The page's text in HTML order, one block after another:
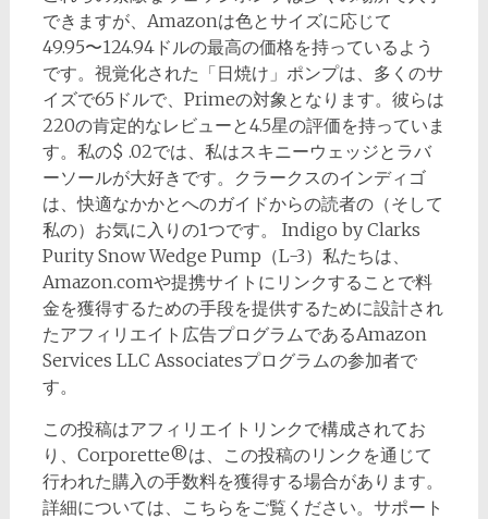
できますが、Amazonは色とサイズに応じて
49.95〜124.94ドルの最高の価格を持っているよう
です。視覚化された「日焼け」ポンプは、多くのサ
イズで65ドルで、Primeの対象となります。彼らは
220の肯定的なレビューと4.5星の評価を持っていま
す。私の$ .02では、私はスキニーウェッジとラバ
ーソールが大好きです。クラークスのインディゴ
は、快適なかかとへのガイドからの読者の（そして
私の）お気に入りの1つです。 Indigo by Clarks
Purity Snow Wedge Pump（L-3）私たちは、
Amazon.comや提携サイトにリンクすることで料
金を獲得するための手段を提供するために設計され
たアフィリエイト広告プログラムであるAmazon
Services LLC Associatesプログラムの参加者で
す。
この投稿はアフィリエイトリンクで構成されてお
り、Corporette®は、この投稿のリンクを通じて
行われた購入の手数料を獲得する場合があります。
詳細については、こちらをご覧ください。サポート